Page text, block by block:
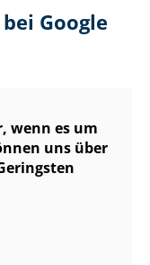
Google
wenn es um
uns über